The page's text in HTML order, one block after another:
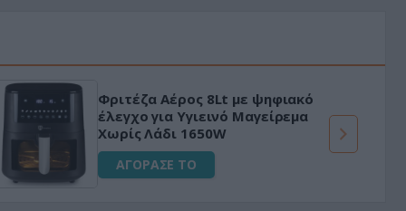
Φριτέζα Αέρος 8Lt με ψηφιακό
έλεγχο για Υγιεινό Μαγείρεμα
Χωρίς Λάδι 1650W
ΑΓΟΡΑΣΕ ΤΟ